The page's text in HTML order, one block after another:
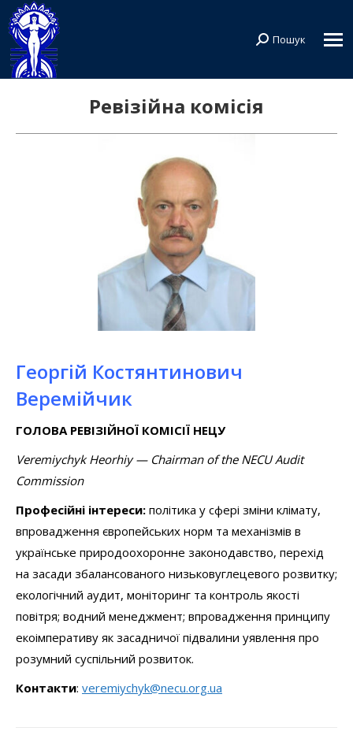
Search:
Пошук
Ревізійна комісія
Георгій Костянтинович
Веремійчик
ГОЛОВА РЕВІЗІЙНОЇ КОМІСІЇ НЕЦУ
Veremiychyk Heorhiy — Chairman of the NECU Audit
Commission
Професійні інтереси: політика у сфері зміни клімату,
впровадження європейських норм та механізмів в
українське природоохоронне законодавство, перехід
на засади збалансованого низьковуглецевого розвитку;
екологічний аудит, моніторинг та контроль якості
повітря; водний менеджмент; впровадження принципу
екоімперативу як засадничої підвалини уявлення про
розумний суспільний розвиток.
Контакти: veremiychyk@necu.org.ua